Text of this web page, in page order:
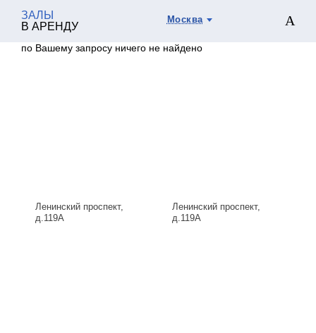
ЗАЛЫ
В АРЕНДУ
Москва
по Вашему запросу ничего не найдено
Ленинский проспект,
д.119А
Ленинский проспект,
д.119А